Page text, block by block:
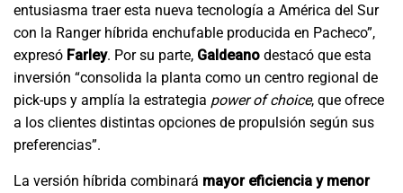
entusiasma traer esta nueva tecnología a América del Sur
con la Ranger híbrida enchufable producida en Pacheco”,
expresó Farley. Por su parte, Galdeano destacó que esta
inversión “consolida la planta como un centro regional de
pick-ups y amplía la estrategia power of choice, que ofrece
a los clientes distintas opciones de propulsión según sus
preferencias”.
La versión híbrida combinará mayor eficiencia y menor